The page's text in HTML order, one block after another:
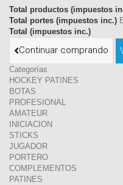
Total productos (impuestos
Total portes (impuestos inc.)
Total (impuestos inc.)
Continuar comprando
Categorías
HOCKEY PATINES
BOTAS
PROFESIONAL
AMATEUR
INICIACION
STICKS
JUGADOR
PORTERO
COMPLEMENTOS
PATINES